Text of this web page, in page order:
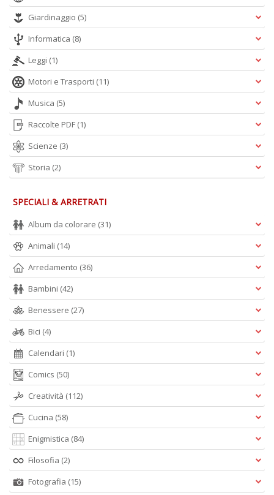
Giardinaggio (5)
Informatica (8)
Leggi (1)
Motori e Trasporti (11)
Musica (5)
Raccolte PDF (1)
Scienze (3)
Storia (2)
SPECIALI & ARRETRATI
Album da colorare (31)
Animali (14)
Arredamento (36)
Bambini (42)
Benessere (27)
Bici (4)
Calendari (1)
Comics (50)
Creatività (112)
Cucina (58)
Enigmistica (84)
Filosofia (2)
Fotografia (15)